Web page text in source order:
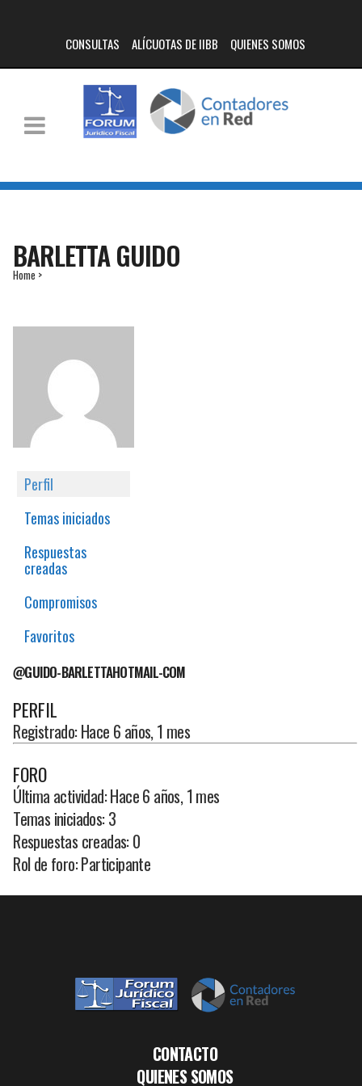
CONSULTAS ALÍCUOTAS DE IIBB QUIENES SOMOS
BARLETTA GUIDO
Home >
Perfil
Temas iniciados
Respuestas
creadas
Compromisos
Favoritos
@GUIDO-BARLETTAHOTMAIL-COM
PERFIL
Registrado: Hace 6 años, 1 mes
FORO
Última actividad: Hace 6 años, 1 mes
Temas iniciados: 3
Respuestas creadas: 0
Rol de foro: Participante
CONTACTO
QUIENES SOMOS